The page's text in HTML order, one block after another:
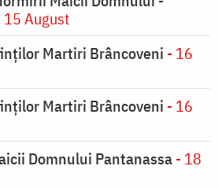
15 August
Martiri Brâncoveni - 16
Martiri Brâncoveni - 16
Domnului Pantanassa- 18